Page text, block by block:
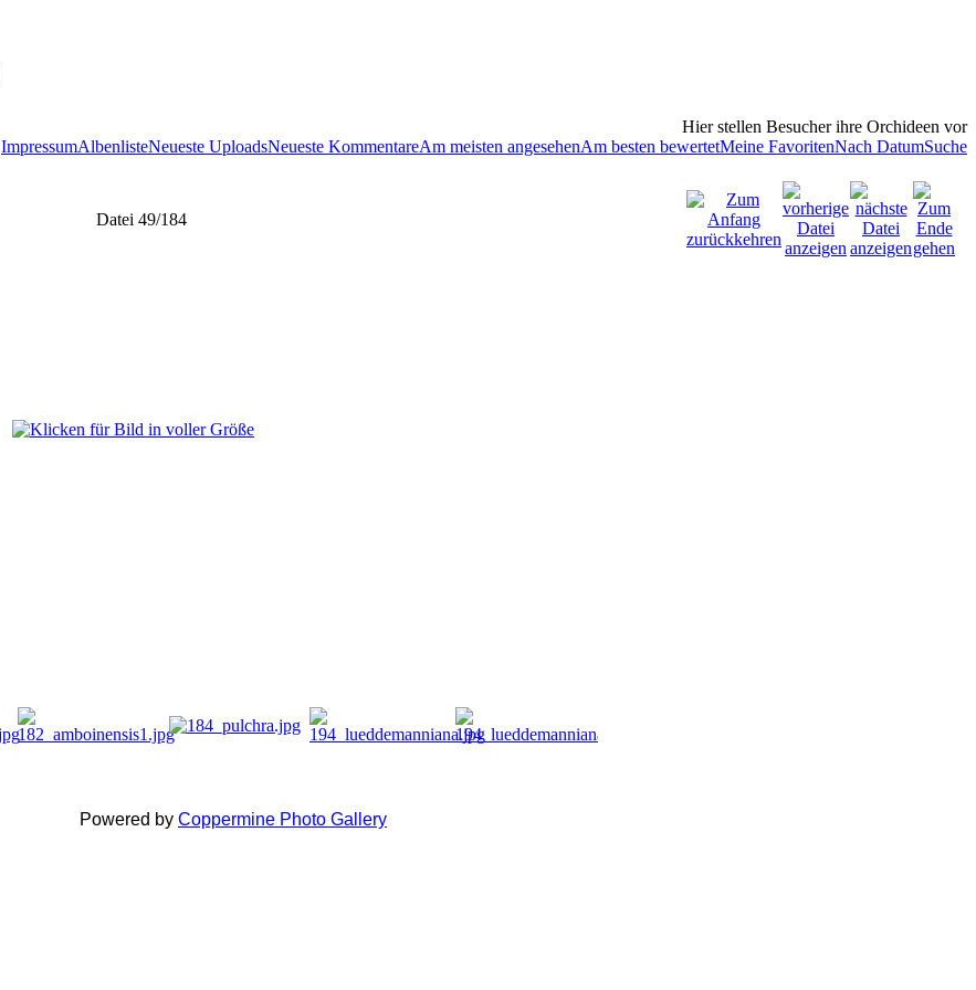
Hier stellen Besucher ihre Orchideen vor
ImpressumAlbenlisteNeueste UploadsNeueste KommentareAm meisten angesehenAm besten bewertetMeine FavoritenNach DatumSuche
Datei 49/184
Powered by Coppermine Photo Gallery